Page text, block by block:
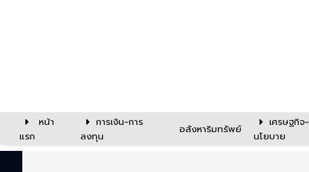
หน้า
แรก
การเงิน-การ
ลงทุน
อสังหาริมทรัพย์
เศรษฐกิจ-
นโยบาย